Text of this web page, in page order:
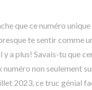
que ce numéro
te sentir comme
a plus! Savais-tu que
non seulement
2023, ce truc génial